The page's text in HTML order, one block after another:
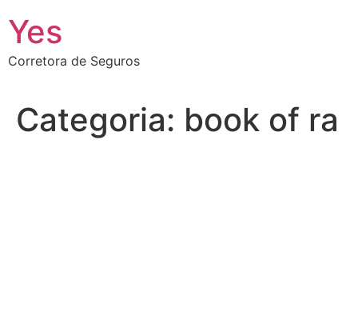
para
conteúdo
Yes
Corretora de Seguros
Categoria: book of ra